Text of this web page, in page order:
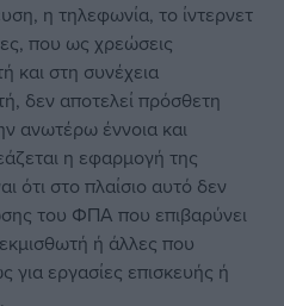
η τηλεφωνία, το ίντερνετ
που ως χρεώσεις
και στη συνέχεια
δεν αποτελεί πρόσθετη
ανωτέρω έννοια και
η εφαρμογή της
ότι στο πλαίσιο αυτό δεν
του ΦΠΑ που επιβαρύνει
ή άλλες που
εργασίες επισκευής ή